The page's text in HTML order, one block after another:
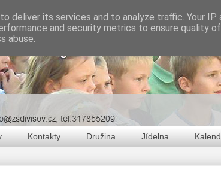
Kontakty Družina Jídelna
deliver its services and to analyze traffic. Your IP
and security metrics to ensure quality
abuse.